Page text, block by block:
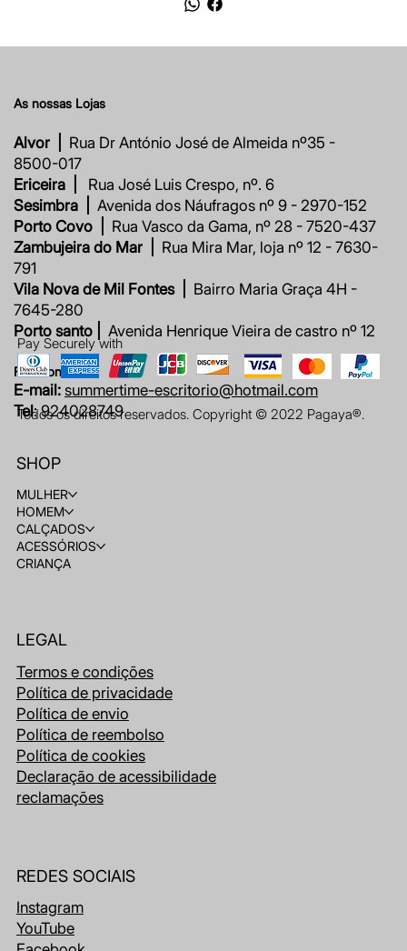
As nossas Lojas
Alvor |
Rua Dr António José de Almeida nº35 -
8500-017
Ericeira |
Rua José Luis Crespo, nº. 6
Sesimbra |
Avenida dos Náufragos nº 9 - 2970-152
Porto Covo |
Rua Vasco da Gama, nº 28 - 7520-437
Zambujeira do Mar |
Rua Mira Mar, loja nº 12 - 7630-
791
Vila Nova de Mil Fontes |
Bairro Maria Graça 4H -
7645-280
Porto santo |
Avenida Henrique Vieira de castro nº 12
Fale connosco
E-mail: summertime-escritorio@hotmail.com
Tel: 924028749
Pay Securely with
Todos os direitos reservados. Copyright © 2022 Pagaya®.
SHOP
MULHER
HOMEM
CALÇADOS
ACESSÓRIOS
CRIANÇA
LEGAL
Termos e condições
Política de privacidade
Política de envio
Política de reembolso
Política de cookies
Declaração de acessibilidade
reclamações
REDES SOCIAIS
Instagram
YouTube